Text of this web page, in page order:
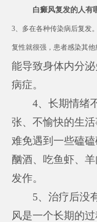
白癜风复发的人有
3、多在各种传染病后复发
复性就很强，患者感染其
能导致身体内分
病症。
4、长期情绪不
张、不愉快的生
难免遇到一些磕
酗酒、吃鱼虾、
发作。
5、治疗后没有
风是一个长期的